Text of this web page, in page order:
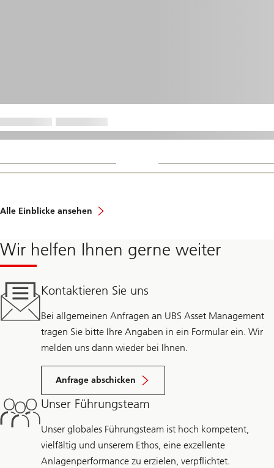
Alle Einblicke ansehen
Wir helfen Ihnen gerne weiter
Kontaktieren Sie uns
Bei allgemeinen Anfragen an UBS Asset Management
tragen Sie bitte Ihre Angaben in ein Formular ein. Wir
melden uns dann wieder bei Ihnen.
Anfrage abschicken
Unser Führungsteam
Unser globales Führungsteam ist hoch kompetent,
vielfältig und unserem Ethos, eine exzellente
Anlagenperformance zu erzielen, verpflichtet.